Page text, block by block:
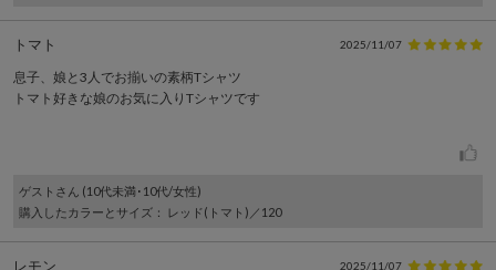
トマト 2025/11/07
息子、娘と3人でお揃いの素柄Tシャツ
トマト好きな娘のお気に入りTシャツです
ゲスト さん (10代未満･10代/女性)
購入したカラーとサイズ ： レッド(トマト)／120
レモン 2025/11/07